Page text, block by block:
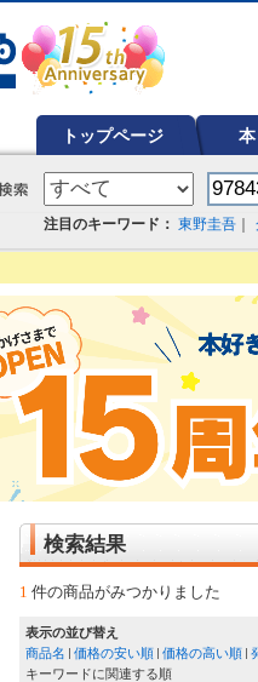
トップページ 本
注目のキーワード： 東野圭吾
検索結果
1 件の商品がみつかりました
表示の並び替え
商品名
価格の安い順 価格の高い順
キーワードに関連する順